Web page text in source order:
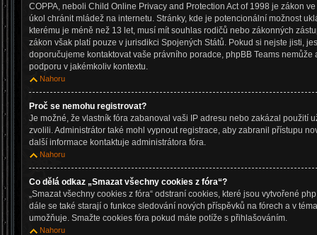
COPPA, neboli Child Online Privacy and Protection Act of 1998 je zákon
úkol chránit mládež na internetu. Stránky, kde je potencionální možnost
kterému je méně než 13 let, musí mít souhlas rodičů nebo zákonných
zákon však platí pouze v jurisdikci Spojených Států. Pokud si nejste jisti,
doporučujeme kontaktovat vaše právního poradce, phpBB Teams nemůže
podporu v jakémkoliv kontextu.
Nahoru
Proč se nemohu registrovat?
Je možné, že vlastník fóra zabanoval vaši IP adresu nebo zakázal použití
zvolili. Administrátor také mohl vypnout registrace, aby zabranil přístupu
další informace kontaktuje administrátora fóra.
Nahoru
Co dělá odkaz „Smazat všechny cookies z fóra“?
„Smazat všechny cookies z fóra“ odstraní cookies, které jsou vytvořené
dále se také starají o funkce sledování nových příspěvků na fórech a v
umožňuje. Smažte cookies fóra pokud máte potíže s přihlašováním.
Nahoru